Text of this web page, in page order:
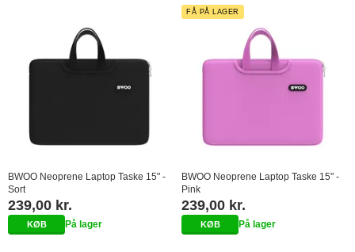
BWOO Neoprene Laptop Taske 15" -
Sort
239,00 kr.
På lager
FÅ PÅ LAGER
BWOO Neoprene Laptop Taske 15" -
Pink
239,00 kr.
På lager